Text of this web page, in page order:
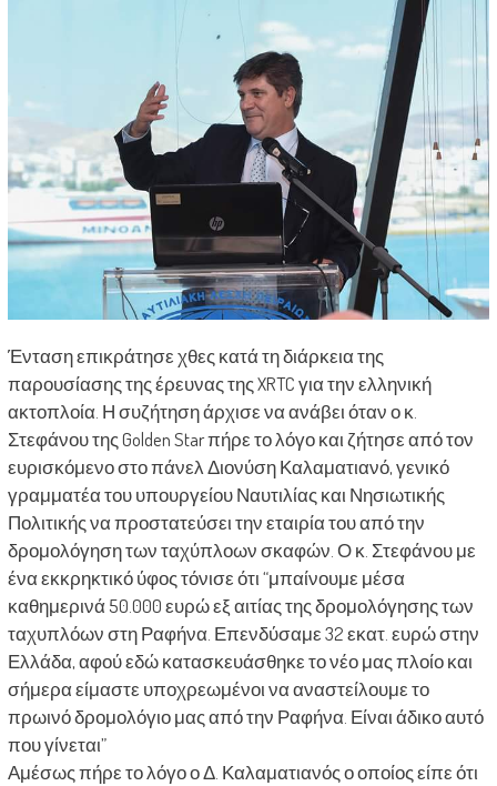
Ένταση επικράτησε χθες κατά τη διάρκεια της
παρουσίασης της έρευνας της XRTC για την ελληνική
ακτοπλοία. Η συζήτηση άρχισε να ανάβει όταν ο κ.
Στεφάνου της Golden Star πήρε το λόγο και ζήτησε από τον
ευρισκόμενο στο πάνελ Διονύση Καλαματιανό, γενικό
γραμματέα του υπουργείου Ναυτιλίας και Νησιωτικής
Πολιτικής να προστατεύσει την εταιρία του από την
δρομολόγηση των ταχύπλοων σκαφών. Ο κ. Στεφάνου με
ένα εκκρηκτικό ύφος τόνισε ότι “μπαίνουμε μέσα
καθημερινά 50.000 ευρώ εξ αιτίας της δρομολόγησης των
ταχυπλόων στη Ραφήνα. Επενδύσαμε 32 εκατ. ευρώ στην
Ελλάδα, αφού εδώ κατασκευάσθηκε το νέο μας πλοίο και
σήμερα είμαστε υποχρεωμένοι να αναστείλουμε το
πρωινό δρομολόγιο μας από την Ραφήνα. Είναι άδικο αυτό
που γίνεται”
Αμέσως πήρε το λόγο ο Δ. Καλαματιανός ο οποίος είπε ότι